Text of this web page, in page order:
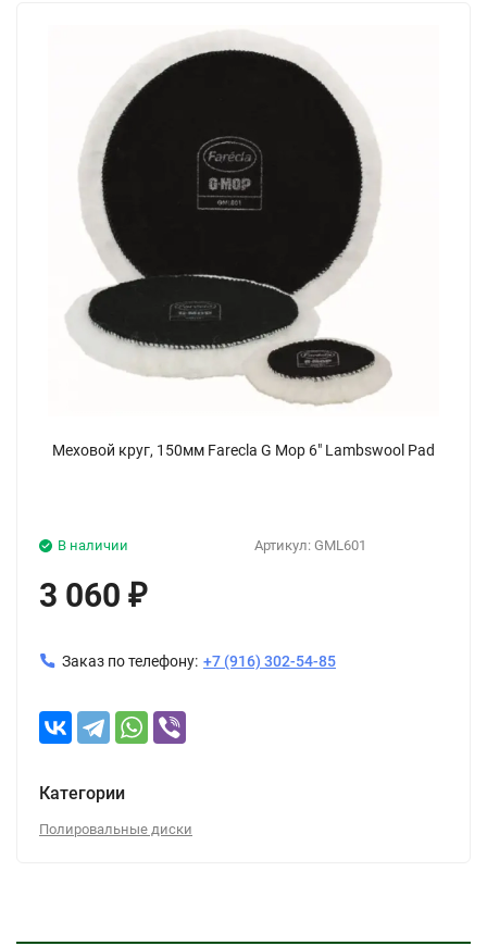
Меховой круг, 150мм Farecla G Mop 6" Lambswool Pad
Артикул: GML601
В наличии
3 060 ₽
Заказ по телефону: +7 (916) 302-54-85
Категории
Полировальные диски